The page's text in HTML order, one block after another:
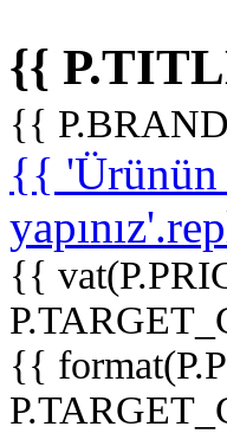
{{
{{
{{ 'Ürünün
{{
{{